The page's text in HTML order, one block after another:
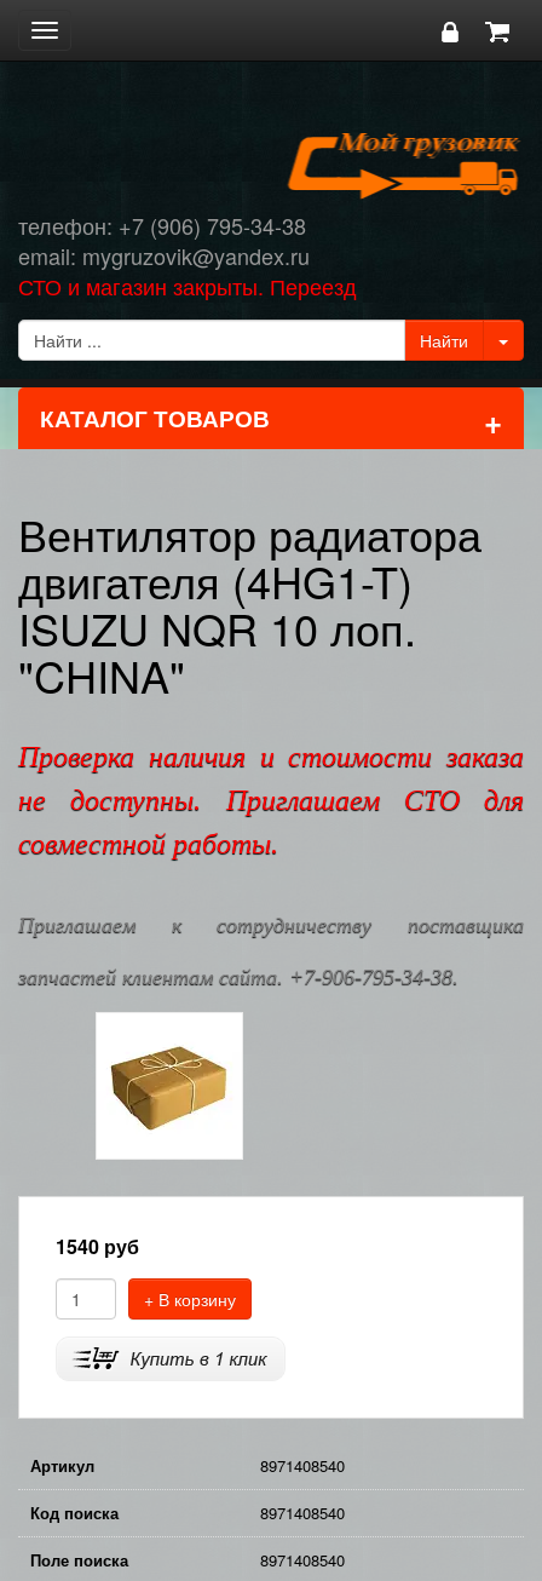
Toggle
navigation
телефон: +7 (906) 795-34-38
email: mygruzovik@yandex.ru
СТО и магазин закрыты. Переезд
КАТАЛОГ ТОВАРОВ +
Вентилятор радиатора
двигателя (4HG1-T)
ISUZU NQR 10 лоп.
"CHINA"
Проверка наличия и стоимости заказа
не доступны. Приглашаем СТО для
совместной работы.
Приглашаем к сотрудничеству поставщика
запчастей клиентам сайта. +7-906-795-34-38.
1540 руб
+ В корзину
Артикул 8971408540
Код поиска 8971408540
Поле поиска 8971408540